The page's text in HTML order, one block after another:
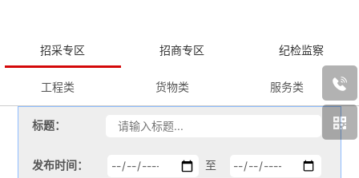
招标采购
加入长房
招采专区 招商专区 纪检监察
工程类 货物类 服务类
标题：
发布时间： 至